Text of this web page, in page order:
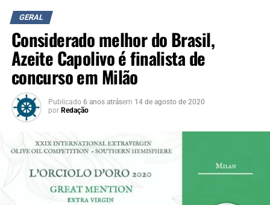
GERAL
Considerado melhor do Brasil,
Azeite Capolivo é finalista de
concurso em Milão
Publicado 6 anos atrásem 14 de agosto de 2020
por Redação